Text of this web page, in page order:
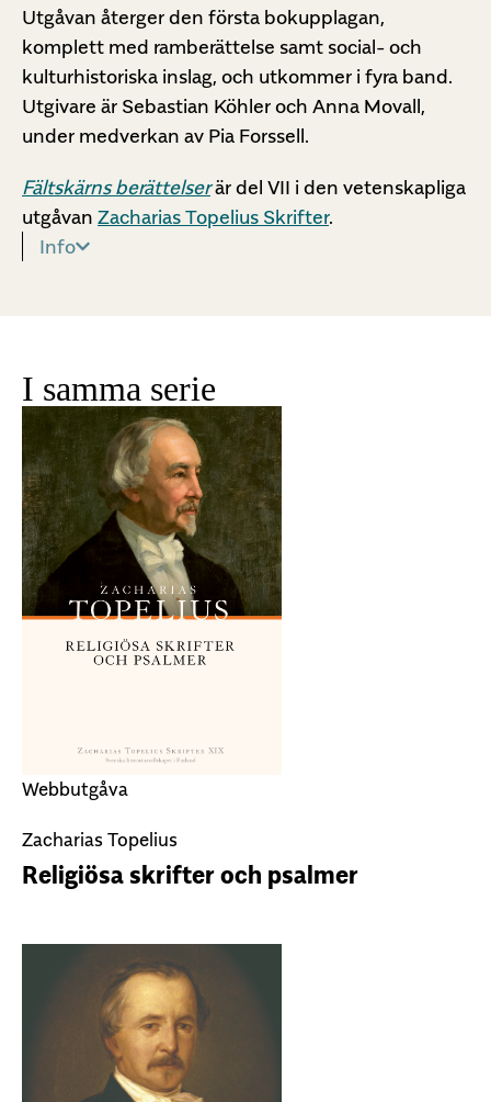
Utgåvan återger den första bokupplagan,
komplett med ramberättelse samt social- och
kulturhistoriska inslag, och utkommer i fyra band.
Utgivare är Sebastian Köhler och Anna Movall,
under medverkan av Pia Forssell.
Fältskärns berättelserär del VII i den vetenskapliga
utgåvan Zacharias Topelius Skrifter.
Info
I samma serie
Webbutgåva
Zacharias Topelius
Religiösa skrifter och psalmer